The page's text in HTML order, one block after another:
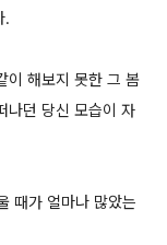
.
이 해보지 못한 그 봄
나던 당신 모습이 자
때가 얼마나 많았는